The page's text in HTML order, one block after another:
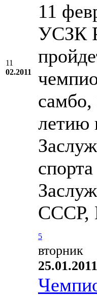
11
02.2011
11
УСЗК
летию
СССР,
5
вторник